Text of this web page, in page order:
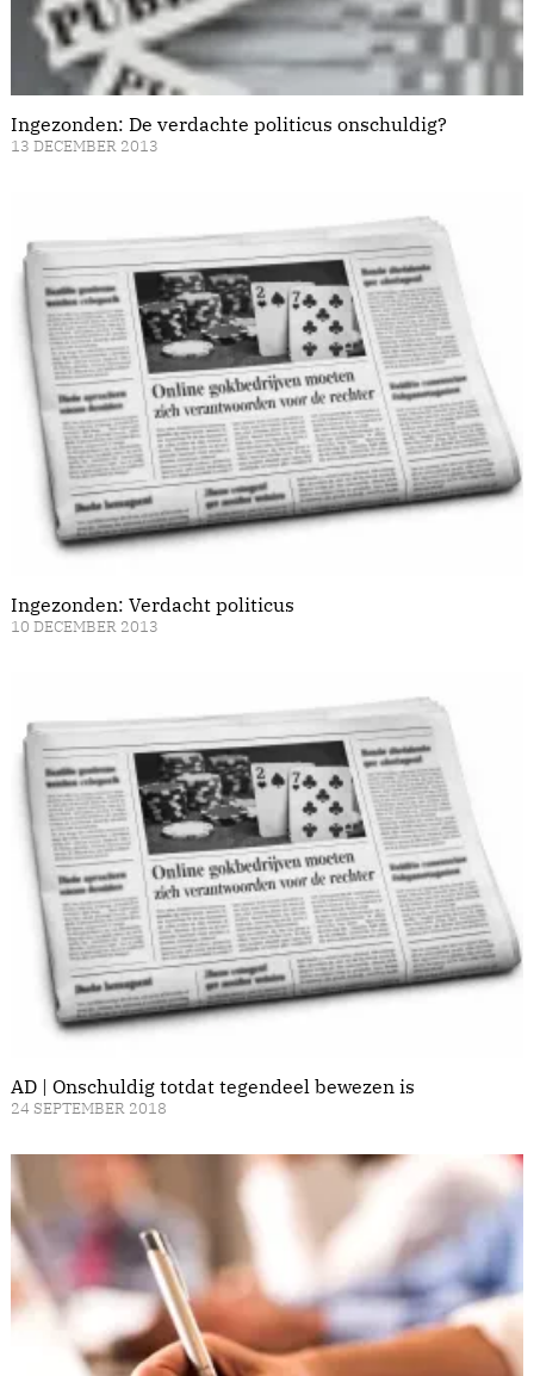
Ingezonden: De verdachte politicus onschuldig?
13 DECEMBER 2013
Ingezonden: Verdacht politicus
10 DECEMBER 2013
AD | Onschuldig totdat tegendeel bewezen is
24 SEPTEMBER 2018